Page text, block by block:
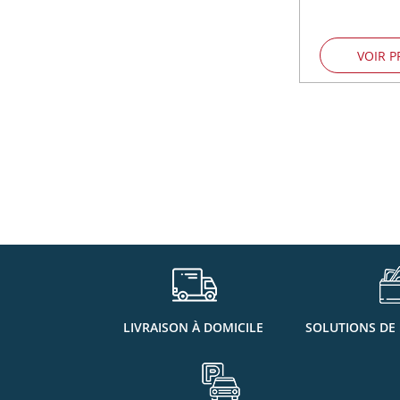
VOIR
LIVRAISON À DOMICILE SOLUTIONS